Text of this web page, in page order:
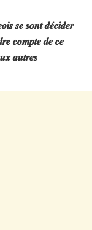
𝒔𝒆 𝒔𝒐𝒏𝒕 𝒅𝒆́𝒄𝒊𝒅𝒆𝒓
𝒄𝒐𝒎𝒑𝒕𝒆 𝒅𝒆 𝒄𝒆
𝒂𝒖𝒕𝒓𝒆𝒔